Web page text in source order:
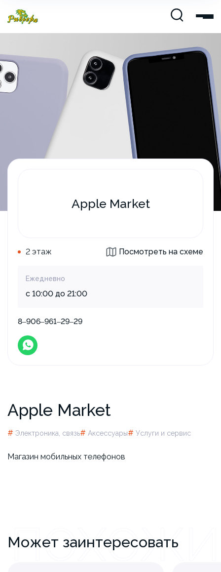
Apple Market
# Электроника, связь# Аксессуары# Услуги и сервис
Магазин ​мобильных телефонов
Apple Market
2 этаж Посмотреть на схеме
Ежедневно
с 10:00 до 21:00
8‒906‒961‒29‒29
Может заинтересовать